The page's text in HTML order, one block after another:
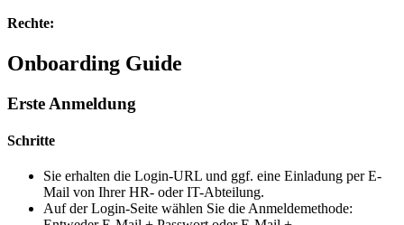
Rechte:
Onboarding Guide
Erste Anmeldung
Schritte
Sie erhalten die Login-URL und ggf. eine Einladung per E-
Mail von Ihrer HR- oder IT-Abteilung.
Auf der Login-Seite wählen Sie die Anmeldemethode: